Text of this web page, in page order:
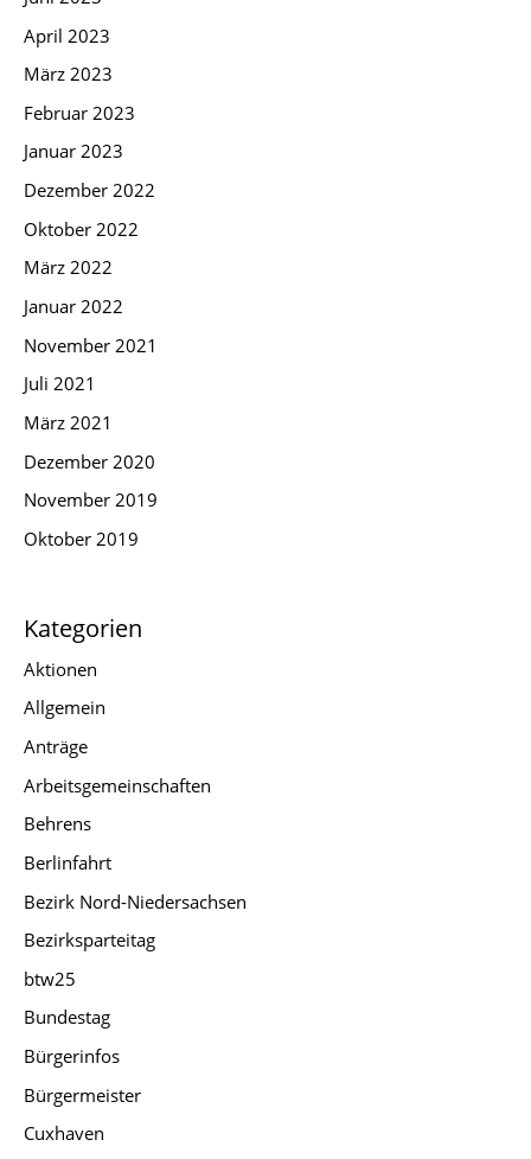
April 2023
März 2023
Februar 2023
Januar 2023
Dezember 2022
Oktober 2022
März 2022
Januar 2022
November 2021
Juli 2021
März 2021
Dezember 2020
November 2019
Oktober 2019
Kategorien
Aktionen
Allgemein
Anträge
Arbeitsgemeinschaften
Behrens
Berlinfahrt
Bezirk Nord-Niedersachsen
Bezirksparteitag
btw25
Bundestag
Bürgerinfos
Bürgermeister
Cuxhaven